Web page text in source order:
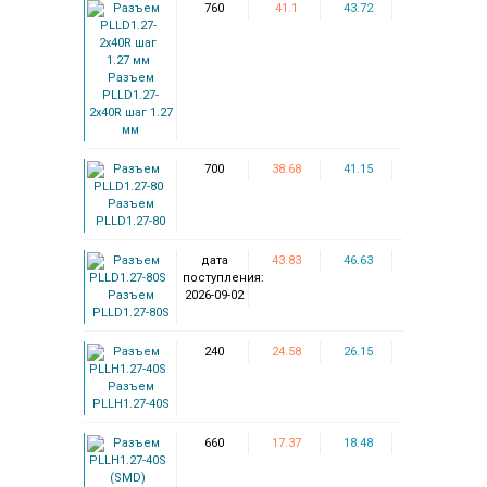
Разъем
PLLD1.27-
2x40R шаг 1.27
мм
760 41.1 43.72
Разъем
PLLD1.27-80
700 38.68 41.15
Разъем
PLLD1.27-80S
дата
поступления:
2026-09-02
43.83 46.63
Разъем
PLLH1.27-40S
240 24.58 26.15
660 17.37 18.48